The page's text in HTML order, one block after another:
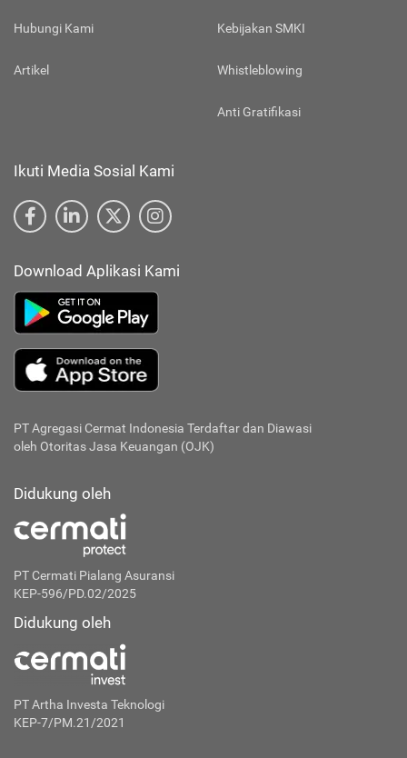
Hubungi Kami
Artikel
Kebijakan SMKI
Whistleblowing
Anti Gratifikasi
Ikuti Media Sosial Kami
Download Aplikasi Kami
PT Agregasi Cermat Indonesia Terdaftar dan Diawasi
oleh Otoritas Jasa Keuangan (OJK)
Didukung oleh
PT Cermati Pialang Asuransi
KEP-596/PD.02/2025
Didukung oleh
PT Artha Investa Teknologi
KEP-7/PM.21/2021